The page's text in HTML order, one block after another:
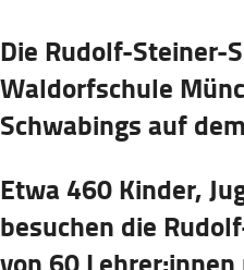
Die Rudolf-Steiner-
Waldorfschule
Schwabings auf
Etwa 460 Kinder,
besuchen die